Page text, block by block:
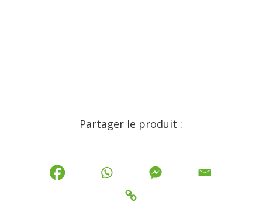
Partager le produit :